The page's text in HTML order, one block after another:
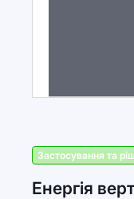
Застосування та
Енергія